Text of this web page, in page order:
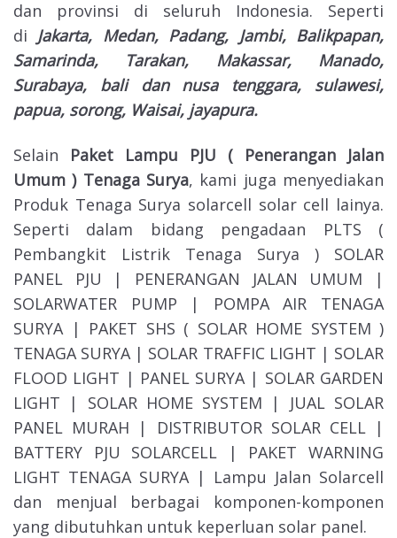
dan provinsi di seluruh Indonesia. Seperti
di Jakarta, Medan, Padang, Jambi, Balikpapan,
Samarinda, Tarakan, Makassar, Manado,
Surabaya, bali dan nusa tenggara, sulawesi,
papua, sorong, Waisai, jayapura.
Selain Paket Lampu PJU ( Penerangan Jalan
Umum ) Tenaga Surya, kami juga menyediakan
Produk Tenaga Surya solarcell solar cell lainya.
Seperti dalam bidang pengadaan PLTS (
Pembangkit Listrik Tenaga Surya ) SOLAR
PANEL PJU | PENERANGAN JALAN UMUM |
SOLARWATER PUMP | POMPA AIR TENAGA
SURYA | PAKET SHS ( SOLAR HOME SYSTEM )
TENAGA SURYA | SOLAR TRAFFIC LIGHT | SOLAR
FLOOD LIGHT | PANEL SURYA | SOLAR GARDEN
LIGHT | SOLAR HOME SYSTEM | JUAL SOLAR
PANEL MURAH | DISTRIBUTOR SOLAR CELL |
BATTERY PJU SOLARCELL | PAKET WARNING
LIGHT TENAGA SURYA | Lampu Jalan Solarcell
dan menjual berbagai komponen-komponen
yang dibutuhkan untuk keperluan solar panel.